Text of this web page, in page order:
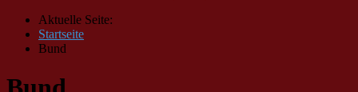
Aktuelle Seite:
Startseite
Bund